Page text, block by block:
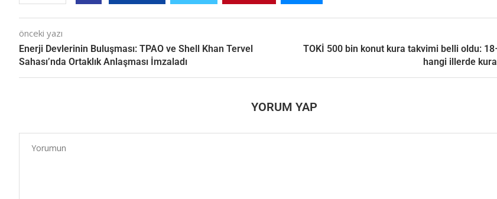
önceki yazı
Enerji Devlerinin Buluşması: TPAO ve Shell Khan Tervel
Sahası’nda Ortaklık Anlaşması İmzaladı
TOKİ 500 bin konut kura takvimi belli oldu:
hangi illerde
YORUM YAP